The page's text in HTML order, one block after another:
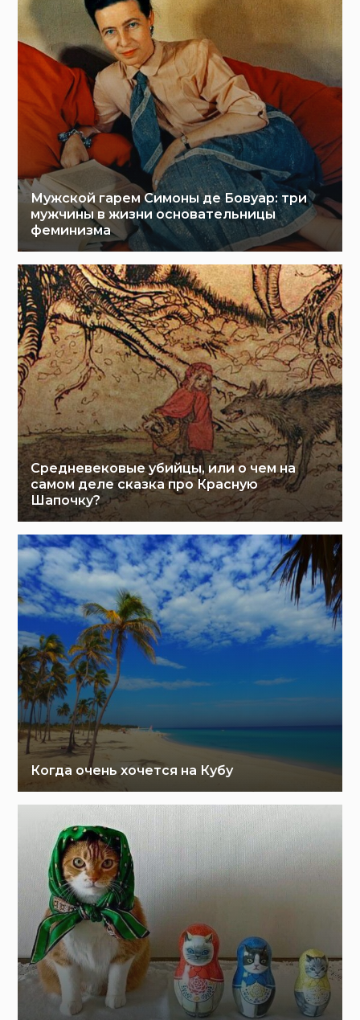
Мужской гарем Симоны де Бовуар: три
мужчины в жизни основательницы
феминизма
Средневековые убийцы, или о чем на
самом деле сказка про Красную
Шапочку?
Когда очень хочется на Кубу